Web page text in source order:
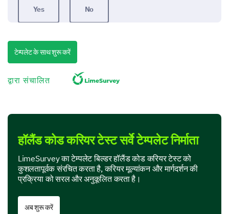
Yes No
Investigative Activities and Tasks
Examining your preference for work that involves
Rate your interest and expertise in the
Conducting scientific research
Solving complex mathematical problems
Observing, studying, and experiment with different
Analyzing data
टेम्पलेट के साथ शुरू करें
द्वारा संचालित
हॉलैंड कोड करियर टेस्ट सर्वे टेम्पलेट निर्माता
LimeSurvey का टेम्पलेट बिल्डर हॉलैंड कोड करियर टेस्ट को
कुशलतापूर्वक संरचित करता है, करियर मूल्यांकन और मार्गदर्शन की
प्रक्रिया को सरल और अनुकूलित करता है।
अब शुरू करें